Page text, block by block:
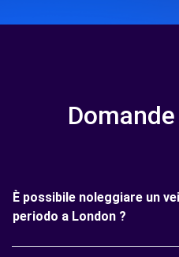
È possibile noleggiare un
periodo a London ?